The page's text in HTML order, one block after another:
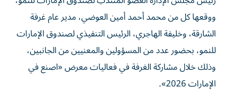
ووقعها كل من محمد أحمد أمين العوضي، مدير عام غرفة
الشارقة، وخليفة الهاجري، الرئيس التنفيذي لصندوق الإمارات
للنمو، بحضور عدد من المسؤولين والمعنيين من الجانبين،
وذلك خلال مشاركة الغرفة في فعاليات معرض «اصنع في
الإمارات 2026».